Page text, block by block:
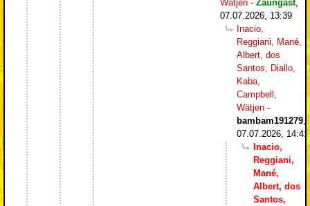
Wätjen - Zaungast,
07.07.2026, 13:39
Inacio,
Reggiani, Mané,
Albert, dos
Santos, Diallo,
Kaba,
Campbell,
Wätjen -
bambam191279
07.07.2026, 14:41
Inacio,
Reggiani,
Mané,
Albert, dos
Santos,